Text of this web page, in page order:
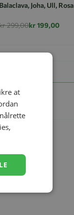
Balaclava, Joha, Ull, Rosa
299,00kr 199,00
at